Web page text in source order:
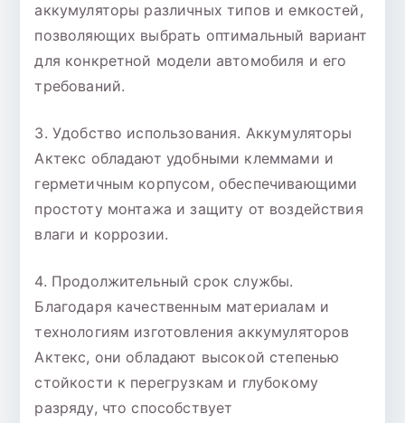
аккумуляторы различных типов и емкостей,
позволяющих выбрать оптимальный вариант
для конкретной модели автомобиля и его
требований.
3. Удобство использования. Аккумуляторы
Актекс обладают удобными клеммами и
герметичным корпусом, обеспечивающими
простоту монтажа и защиту от воздействия
влаги и коррозии.
4. Продолжительный срок службы.
Благодаря качественным материалам и
технологиям изготовления аккумуляторов
Актекс, они обладают высокой степенью
стойкости к перегрузкам и глубокому
разряду, что способствует